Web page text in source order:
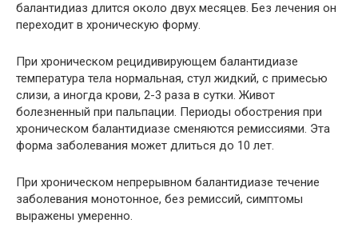
балантидиаз длится около двух месяцев. Без лечения он
переходит в хроническую форму.
При хроническом рецидивирующем балантидиазе
температура тела нормальная, стул жидкий, с примесью
слизи, а иногда крови, 2-3 раза в сутки. Живот
болезненный при пальпации. Периоды обострения при
хроническом балантидиазе сменяются ремиссиями. Эта
форма заболевания может длиться до 10 лет.
При хроническом непрерывном балантидиазе течение
заболевания монотонное, без ремиссий, симптомы
выражены умеренно.